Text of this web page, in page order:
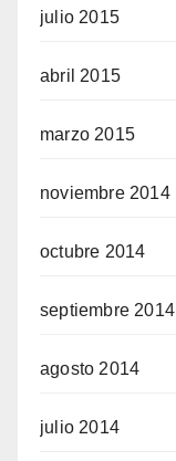
julio 2015
abril 2015
marzo 2015
noviembre 2014
octubre 2014
septiembre 2014
agosto 2014
julio 2014